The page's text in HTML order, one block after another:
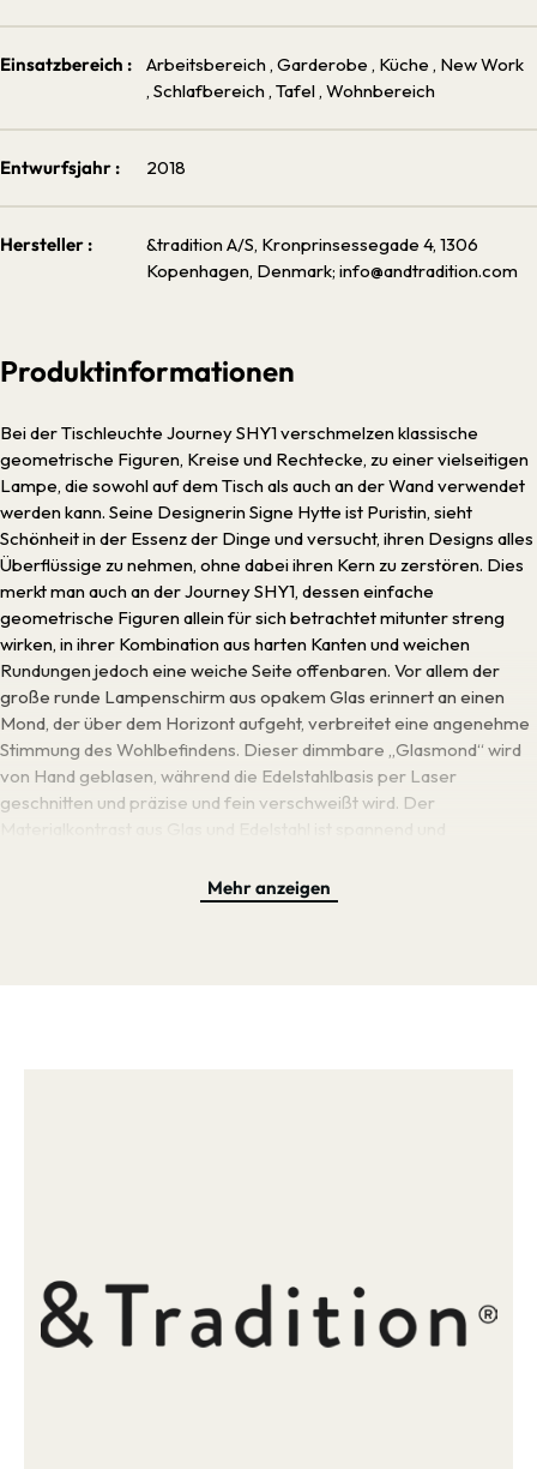
Einsatzbereich : Arbeitsbereich , Garderobe , Küche , New Work
, Schlafbereich , Tafel , Wohnbereich
Entwurfsjahr : 2018
Hersteller :
&tradition A/S, Kronprinsessegade 4, 1306
Kopenhagen, Denmark; info@andtradition.com
Produktinformationen
Bei der Tischleuchte Journey SHY1 verschmelzen klassische
geometrische Figuren, Kreise und Rechtecke, zu einer vielseitigen
Lampe, die sowohl auf dem Tisch als auch an der Wand verwendet
werden kann. Seine Designerin Signe Hytte ist Puristin, sieht
Schönheit in der Essenz der Dinge und versucht, ihren Designs alles
Überflüssige zu nehmen, ohne dabei ihren Kern zu zerstören. Dies
merkt man auch an der Journey SHY1, dessen einfache
geometrische Figuren allein für sich betrachtet mitunter streng
wirken, in ihrer Kombination aus harten Kanten und weichen
Rundungen jedoch eine weiche Seite offenbaren. Vor allem der
große runde Lampenschirm aus opakem Glas erinnert an einen
Mond, der über dem Horizont aufgeht, verbreitet eine angenehme
Stimmung des Wohlbefindens. Dieser dimmbare „Glasmond“ wird
von Hand geblasen, während die Edelstahlbasis per Laser
geschnitten und präzise und fein verschweißt wird. Der
Antagonisten wirken, die auf den ersten Blick gegeneinander zu
arbeiten scheinen, sich aber doch perfekt ergänzen. Die subtilen
Mehr anzeigen